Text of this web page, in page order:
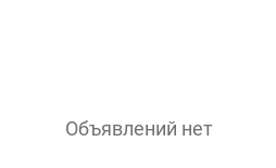
Объявлений нет